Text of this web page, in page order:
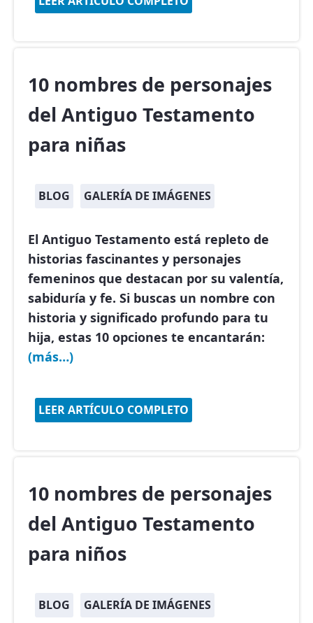
10 nombres de personajes
del Antiguo Testamento
para niñas
BLOG GALERÍA DE IMÁGENES
El Antiguo Testamento está repleto de
historias fascinantes y personajes
femeninos que destacan por su valentía,
sabiduría y fe. Si buscas un nombre con
historia y significado profundo para tu
hija, estas 10 opciones te encantarán:
(más…)
LEER ARTÍCULO COMPLETO
10 nombres de personajes
del Antiguo Testamento
para niños
BLOG GALERÍA DE IMÁGENES